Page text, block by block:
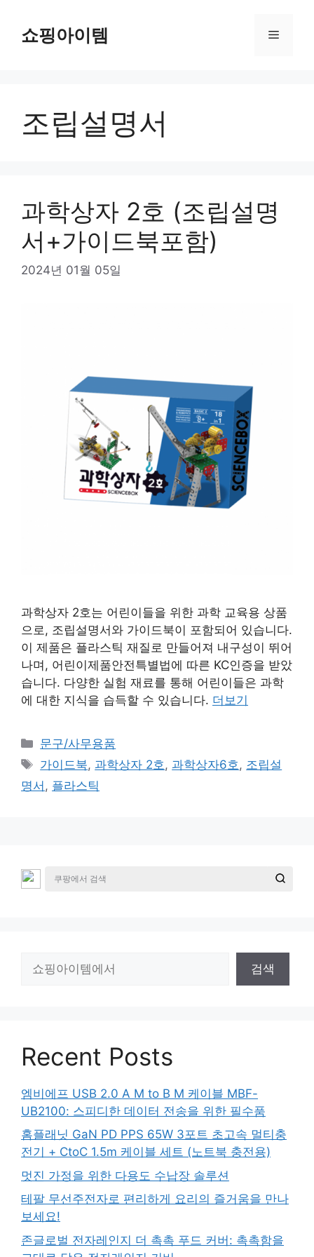
쇼핑아이템 메
조립설명서
과학상자 2호 (조립설명
서+가이드북포함)
2024년 01월 05일
과학상자 2호는 어린이들을 위한 과학 교육용 상품
으로, 조립설명서와 가이드북이 포함되어 있습니다.
이 제품은 플라스틱 재질로 만들어져 내구성이 뛰어
나며, 어린이제품안전특별법에 따른 KC인증을 받았
습니다. 다양한 실험 재료를 통해 어린이들은 과학
에 대한 지식을 습득할 수 있습니다. 더보기
카
테
고
리
문구/사무용품
태
그
가이드북, 과학상자 2호 , 과학상자6호 , 조립설
명서 , 플라스틱
검색
Recent Posts
엠비에프 USB 2.0 A M to B M 케이블 MBF-
UB2100: 스피디한 데이터 전송을 위한 필수품
홈플래닛 GaN PD PPS 65W 3포트 초고속 멀티충
전기 + CtoC 1.5m 케이블 세트 (노트북 충전용)
멋진 가정을 위한 다용도 수납장 솔루션
테팔 무선주전자로 편리하게 요리의 즐거움을 만나
보세요!
존글로벌 전자레인지 더 촉촉 푸드 커버: 촉촉함을